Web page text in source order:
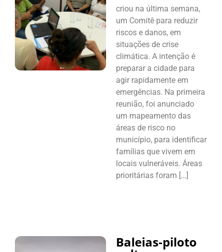
criou na última semana,
um Comitê para reduzir
riscos e danos, em
situações de crise
climática. A intenção é
preparar a cidade para
agir rapidamente em
emergências. Na primeira
reunião, foi anunciado
um mapeamento das
áreas de risco no
município, para identificar
famílias que vivem em
locais vulneráveis. Áreas
prioritárias foram […]
Baleias-piloto